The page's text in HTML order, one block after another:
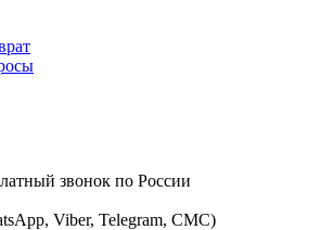
звонок по России
Viber, Telegram, СМС)